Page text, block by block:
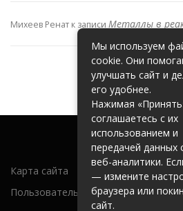
Михеев Ренат к записи Металлы в
Карта сайта
Пользовательское соглашение
Мы используем
cookie. Они
улучшать сайт и
его удобнее.
Нажимая
соглашаетесь с их
использованием и
передачей данных
веб-аналитики.
— измените
браузера или
сайт.